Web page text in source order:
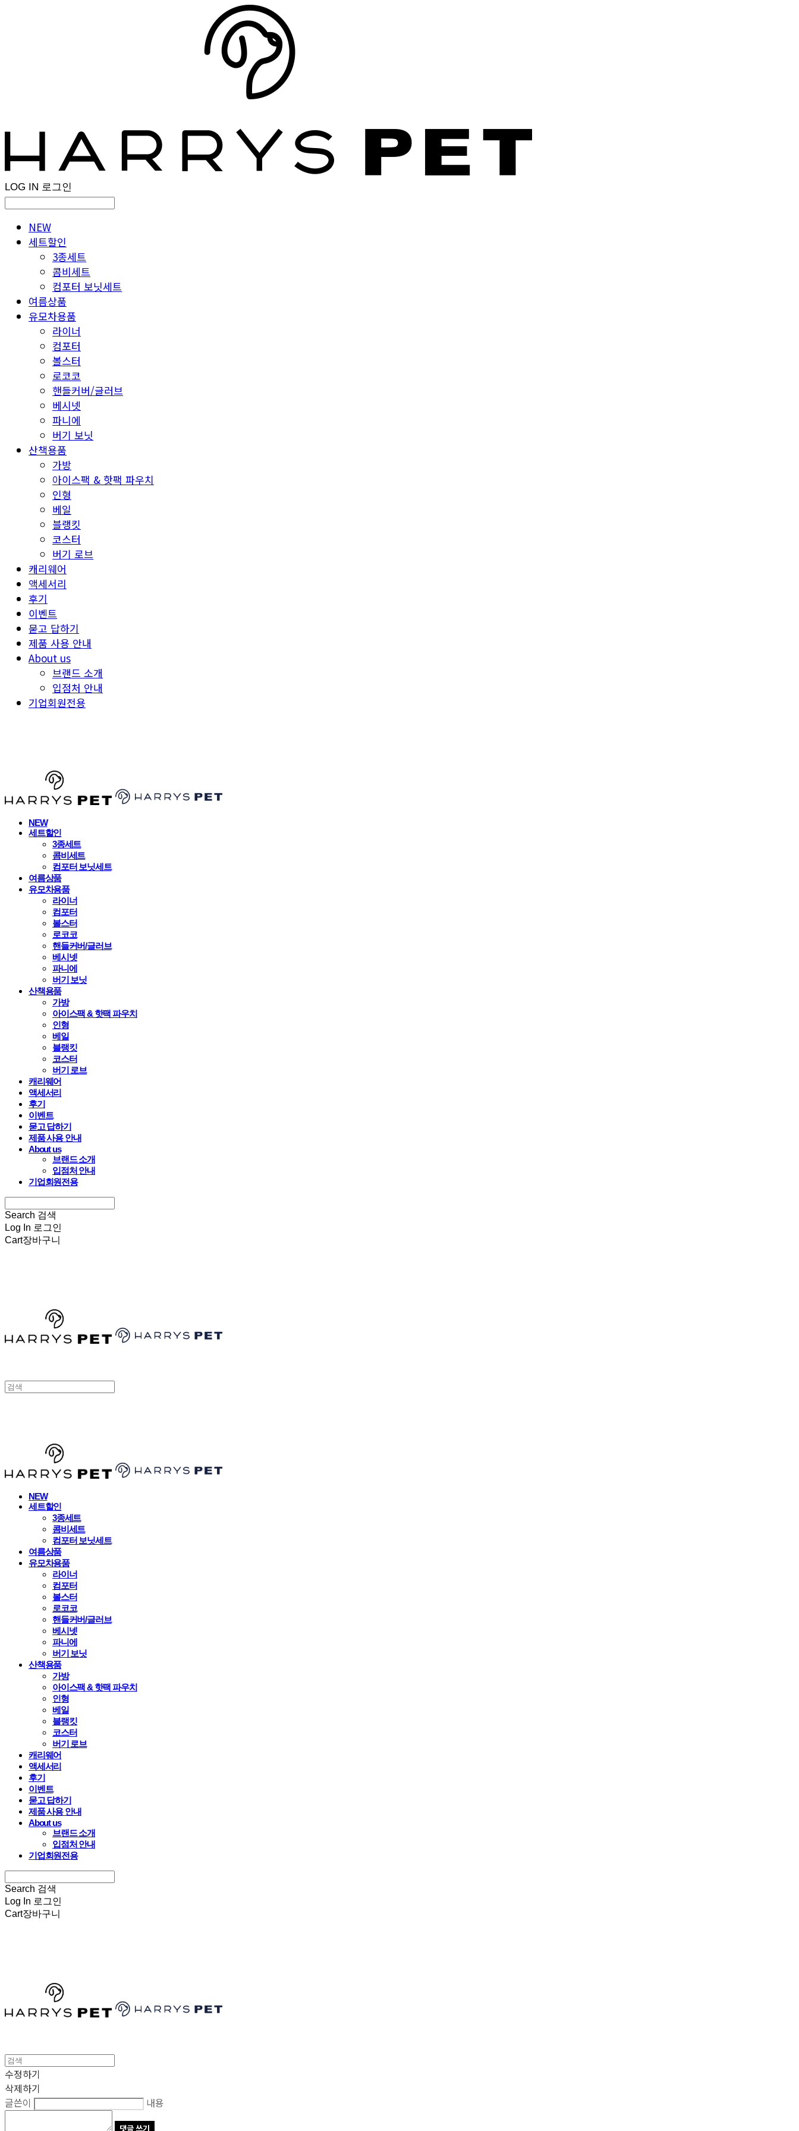
LOG IN 로그인
NEW
세트할인
3종세트
콤비세트
컴포터 보닛세트
여름상품
유모차용품
라이너
컴포터
볼스터
로코코
핸들커버/글러브
베시넷
파니에
버기 보닛
산책용품
가방
아이스팩 & 핫팩 파우치
인형
베일
블랭킷
코스터
버기 로브
캐리웨어
액세서리
후기
이벤트
묻고 답하기
제품 사용 안내
About us
브랜드 소개
입점처 안내
기업회원전용
NEW
세트할인
3종세트
콤비세트
컴포터 보닛세트
여름상품
유모차용품
라이너
컴포터
볼스터
로코코
핸들커버/글러브
베시넷
파니에
버기 보닛
산책용품
가방
아이스팩 & 핫팩 파우치
인형
베일
블랭킷
코스터
버기 로브
캐리웨어
액세서리
후기
이벤트
묻고 답하기
제품 사용 안내
About us
브랜드 소개
입점처 안내
기업회원전용
Search 검색
Log In 로그인
Cart장바구니
NEW
세트할인
3종세트
콤비세트
컴포터 보닛세트
여름상품
유모차용품
라이너
컴포터
볼스터
로코코
핸들커버/글러브
베시넷
파니에
버기 보닛
산책용품
가방
아이스팩 & 핫팩 파우치
인형
베일
블랭킷
코스터
버기 로브
캐리웨어
액세서리
후기
이벤트
묻고 답하기
제품 사용 안내
About us
브랜드 소개
입점처 안내
기업회원전용
Search 검색
Log In 로그인
Cart장바구니
수정하기
삭제하기
글쓴이
내용
댓글 쓰기